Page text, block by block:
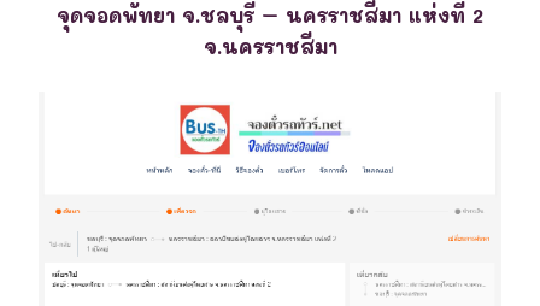
จุดจอดพัทยา จ.ชลบุรี – นครราชสีมา แห่งที่ 2
จ.นครราชสีมา